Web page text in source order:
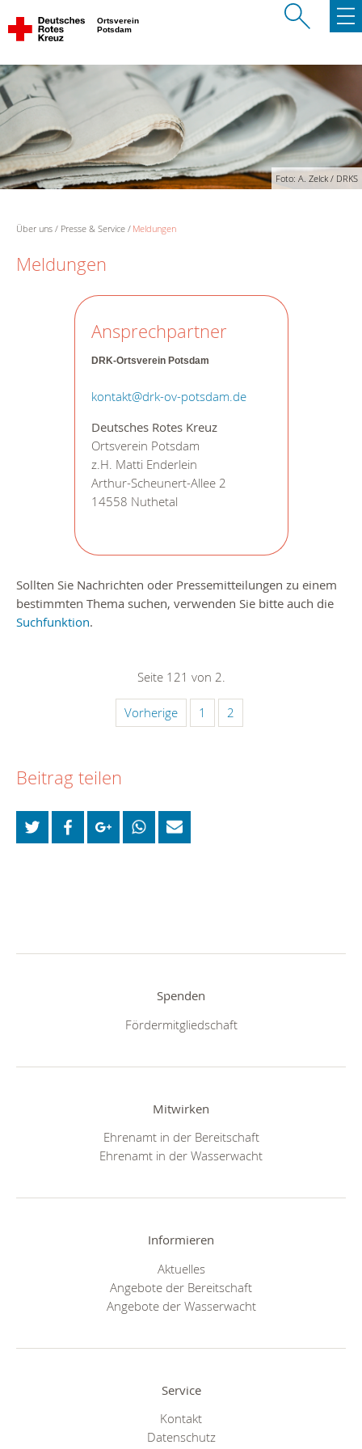
Ortsverein
Potsdam
Foto: A. Zelck / DRKS
Über uns Presse & Service Meldungen
Meldungen
Ansprechpartner
DRK-Ortsverein Potsdam
kontakt@drk-ov-potsdam.de
Deutsches Rotes Kreuz
Ortsverein Potsdam
z.H. Matti Enderlein
Arthur-Scheunert-Allee 2
14558 Nuthetal
Sollten Sie Nachrichten oder Pressemitteilungen zu einem
bestimmten Thema suchen, verwenden Sie bitte auch die
Suchfunktion.
Seite 121 von 2.
Vorherige 1 2
Beitrag teilen
Spenden
Fördermitgliedschaft
Mitwirken
Ehrenamt in der Bereitschaft
Ehrenamt in der Wasserwacht
Informieren
Aktuelles
Angebote der Bereitschaft
Angebote der Wasserwacht
Service
Kontakt
Datenschutz